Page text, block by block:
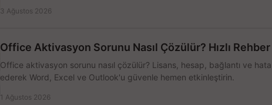
3 Ağustos 2026
Office Aktivasyon Sorunu Nasıl Çözülür? Hızlı Rehber
Office aktivasyon sorunu nasıl çözülür? Lisans, hesap, bağlantı ve hata
ederek Word, Excel ve Outlook'u güvenle hemen etkinleştirin.
1 Ağustos 2026